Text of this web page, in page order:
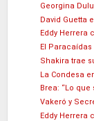
Georgina
David Guetta
Eddy Herrera
El
Shakira trae
La Condesa
Brea: “Lo
Vakeró y
Eddy Herrera